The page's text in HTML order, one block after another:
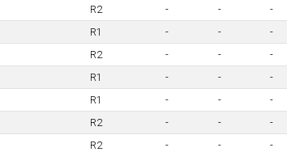
R2 - -
-
R1 - -
-
R2 - -
-
R1 - -
-
R1 - -
-
R2 - -
-
R2 - -
-